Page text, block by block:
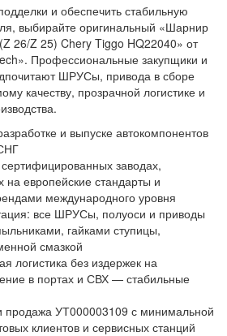
и обеспечить стабильную
выбирайте оригинальный «Шарнир
26/Z 25) Chery Tiggo HQ22040» от
Профессиональные закупщики и
ШРУСы, привода в сборе
качеству, прозрачной логистике и
и выпуске автокомпонентов
заводах,
на европейские стандарты и
международного уровня
все ШРУСы, полуоси и приводы
гайками ступицы,
смазкой
логистика без издержек на
в портах и СВХ — стабильные
продажа УТ000003109 с минимальной
клиентов и сервисных станций